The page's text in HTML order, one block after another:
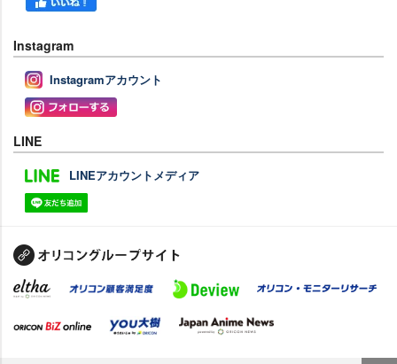
Instagram
Instagramアカウント
LINE
LINEアカウントメディア